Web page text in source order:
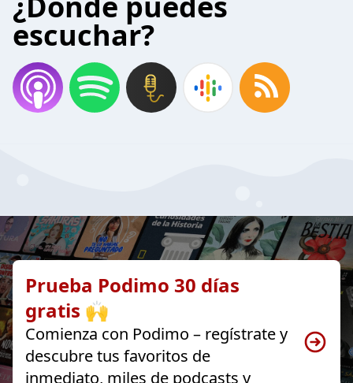
escuchar?
Prueba Podimo 30 días
gratis 🙌
Comienza con Podimo – regístrate y
descubre tus favoritos de
inmediato, miles de podcasts y